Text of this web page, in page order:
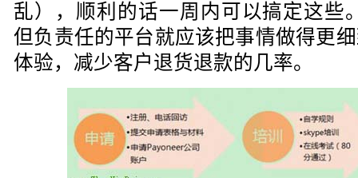
乱），顺利的话一周内可以搞定这些
但负责任的平台就应该把事情做得更
体验，减少客户退货退款的几率。